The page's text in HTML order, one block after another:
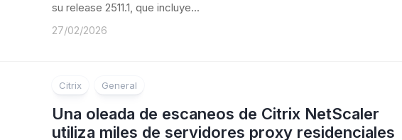
su release 2511.1, que incluye...
27/02/2026
Citrix General
Una oleada de escaneos de Citrix NetScaler
utiliza miles de servidores proxy residenciales